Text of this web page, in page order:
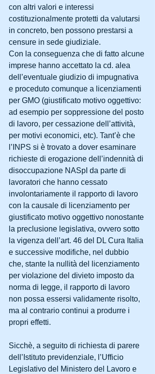
con altri valori e interessi
costituzionalmente protetti da valutarsi
in concreto, ben possono prestarsi a
censure in sede giudiziale.
Con la conseguenza che di fatto alcune
imprese hanno accettato la cd. alea
dell’eventuale giudizio di impugnativa
e proceduto comunque a licenziamenti
per GMO (giustificato motivo oggettivo:
ad esempio per soppressione del posto
di lavoro, per cessazione dell’attività,
per motivi economici, etc). Tant’è che
l’INPS si è trovato a dover esaminare
richieste di erogazione dell’indennità di
disoccupazione NASpI da parte di
lavoratori che hanno cessato
involontariamente il rapporto di lavoro
con la causale di licenziamento per
giustificato motivo oggettivo nonostante
la preclusione legislativa, ovvero sotto
la vigenza dell’art. 46 del DL Cura Italia
e successive modifiche, nel dubbio
che, stante la nullità del licenziamento
per violazione del divieto imposto da
norma di legge, il rapporto di lavoro
non possa essersi validamente risolto,
ma al contrario continui a produrre i
propri effetti.
Sicchè, a seguito di richiesta di parere
dell’Istituto previdenziale, l’Ufficio
Legislativo del Ministero del Lavoro e